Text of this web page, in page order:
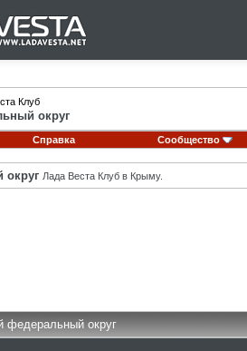
Клуб
округ
Справка Сообщество
округ Лада Веста Клуб в Крыму.
федеральный округ